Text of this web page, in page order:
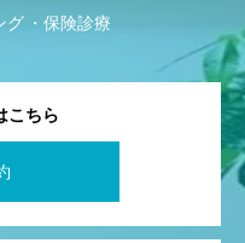
グ
保険診療
こちら